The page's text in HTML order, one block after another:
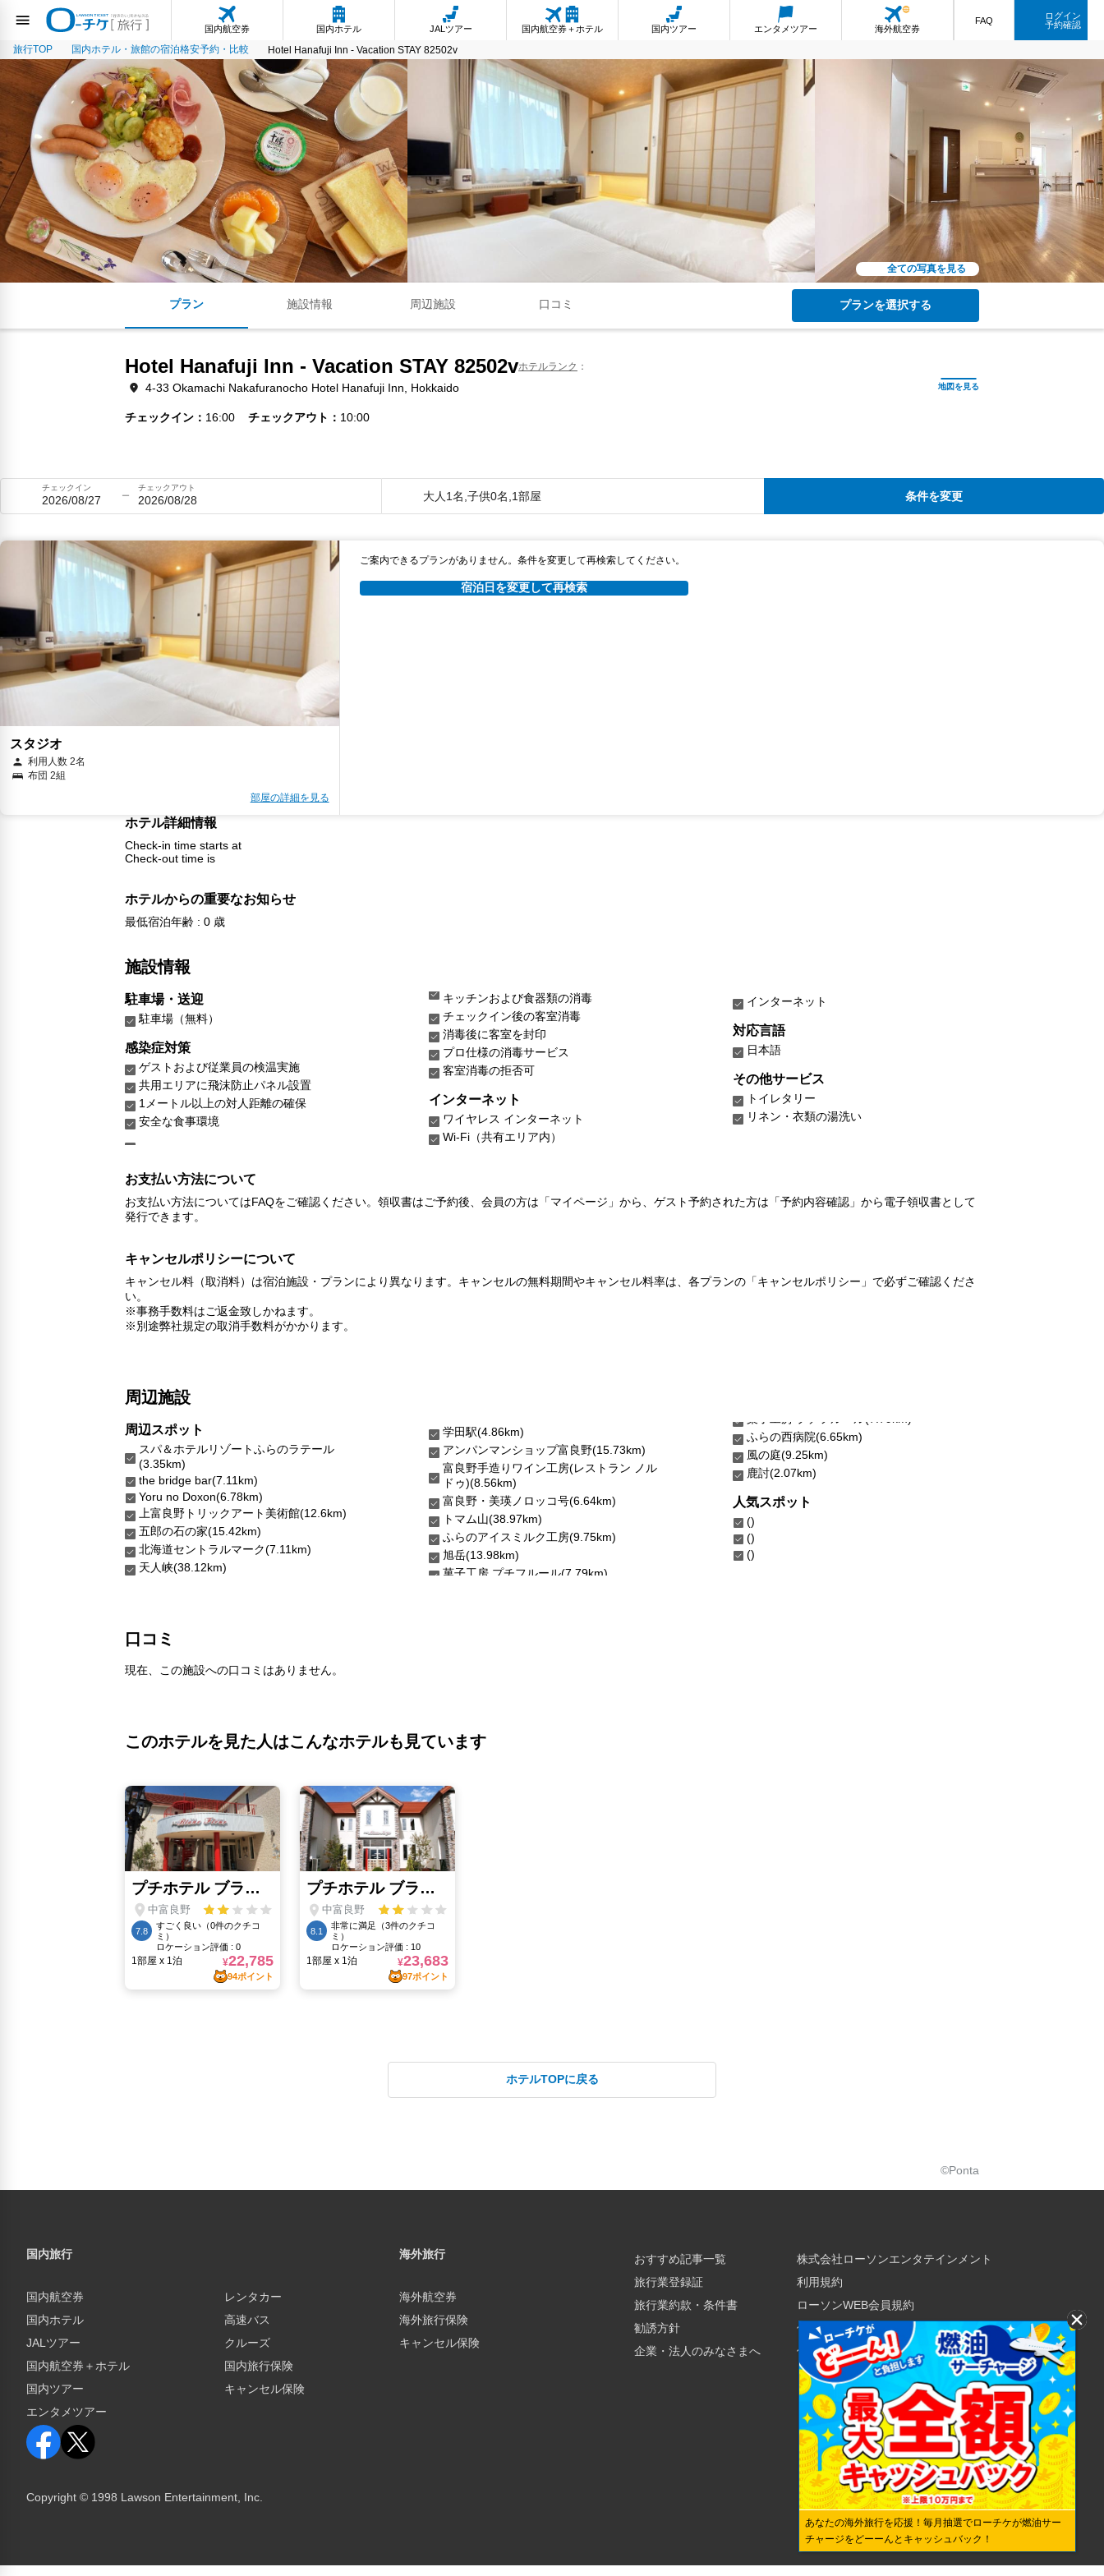
国内航空券 国内ホテル JALツアー 国内航空券＋ホテル 国内ツアー エンタメツアー 海外航空券
FAQ
ログイン
予約確認
旅行TOP 国内ホテル・旅館の宿泊格安予約・比較 Hotel Hanafuji Inn - Vacation STAY 82502v
全ての写真を見る
プラン 施設情報 周辺施設 口コミ プランを選択する
Hotel Hanafuji Inn - Vacation STAY 82502vホテルランク
4-33 Okamachi Nakafuranocho Hotel Hanafuji Inn, Hokkaido
チェックイン 16:00 チェックアウト 10:00
チェックイン
2026/08/27
チェックアウト
2026/08/28 大人1名,子供0名,1部屋 条件を変更
スタジオ
利用人数 2名
布団 2組
部屋の詳細を見る
ご案内できるプランがありません。条件を変更して再検索してください。
宿泊日を変更して再検索
ホテル詳細情報
Check-in time starts at
Check-out time is
ホテルからの重要なお知らせ
最低宿泊年齢 : 0 歳
施設情報
駐車場・送迎
駐車場（無料）
感染症対策
ゲストおよび従業員の検温実施
共用エリアに飛沫防止パネル設置
1メートル以上の対人距離の確保
安全な食事環境
キッチンおよび食器類の消毒
チェックイン後の客室消毒
消毒後に客室を封印
プロ仕様の消毒サービス
客室消毒の拒否可
インターネット
ワイヤレス インターネット
Wi-Fi（共有エリア内）
インターネット
対応言語
日本語
その他サービス
トイレタリー
リネン・衣類の湯洗い
お支払い方法について
お支払い方法についてはFAQをご確認ください。領収書はご予約後、会員の方は「マイページ」から、ゲスト予約された方は「予約内容確認」から電子領収書として
発行できます。
キャンセルポリシーについて
キャンセル料（取消料）は宿泊施設・プランにより異なります。キャンセルの無料期間やキャンセル料率は、各プランの「キャンセルポリシー」で必ずご確認くださ
い。
※事務手数料はご返金致しかねます。
※別途弊社規定の取消手数料がかかります。
周辺施設
周辺スポット
スパ＆ホテルリゾートふらのラテール
(3.35km)
the bridge bar(7.11km)
Yoru no Doxon(6.78km)
上富良野トリックアート美術館(12.6km)
五郎の石の家(15.42km)
北海道セントラルマーク(7.11km)
天人峡(38.12km)
学田駅(4.86km)
アンパンマンショップ富良野(15.73km)
富良野手造りワイン工房(レストラン ノル
ドゥ)(8.56km)
富良野・美瑛ノロッコ号(6.64km)
トマム山(38.97km)
ふらのアイスミルク工房(9.75km)
旭岳(13.98km)
菓子工房 プチフルール(7.79km)
ふらの西病院(6.65km)
風の庭(9.25km)
鹿討(2.07km)
人気スポット
()
()
()
口コミ
現在、この施設への口コミはありません。
このホテルを見た人はこんなホテルも見ています
ホテルTOPに戻る
©Ponta
国内旅行
国内航空券
国内ホテル
JALツアー
国内航空券＋ホテル
国内ツアー
エンタメツアー
レンタカー
高速バス
クルーズ
国内旅行保険
キャンセル保険
海外旅行
海外航空券
海外旅行保険
キャンセル保険
おすすめ記事一覧
旅行業登録証
旅行業約款・条件書
勧誘方針
企業・法人のみなさまへ
株式会社ローソンエンタテインメント
利用規約
ローソンWEB会員規約
個人情報の取り扱いについて
個人情報保護方針
Copyright © 1998 Lawson Entertainment, Inc.
あなたの海外旅行を応援！毎月抽選でローチケが燃油サー
チャージをどーーんとキャッシュバック！